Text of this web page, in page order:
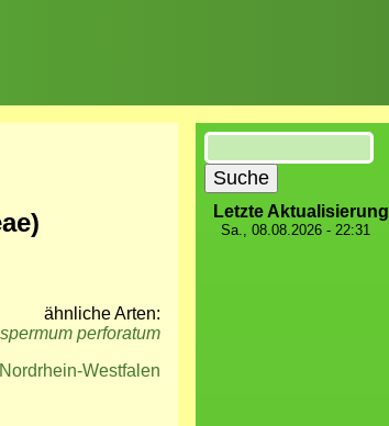
ähnliche Arten:
perforatum
Westfalen
Suche
Letzte Aktualisierung
Sa., 08.08.2026 - 22:31